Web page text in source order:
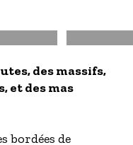
vélo
des massifs,
et des mas
bordées de